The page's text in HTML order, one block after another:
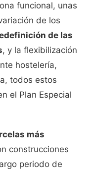
funcional, unas
de los
de las
, y la flexibilización
hostelería,
todos estos
el Plan Especial
más
construcciones
periodo de